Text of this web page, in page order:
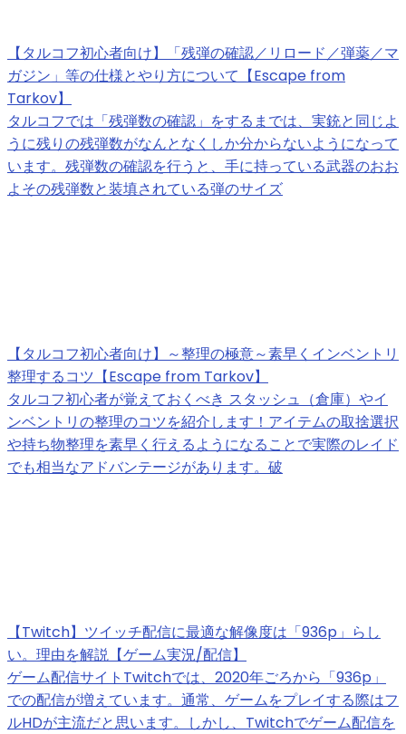
【タルコフ初心者向け】「残弾の確認／リロード／弾薬／マ
ガジン」等の仕様とやり方について【Escape from
Tarkov】
タルコフでは「残弾数の確認」をするまでは、実銃と同じよ
うに残りの残弾数がなんとなくしか分からないようになって
います。残弾数の確認を行うと、手に持っている武器のおお
よその残弾数と装填されている弾のサイズ
【タルコフ初心者向け】～整理の極意～素早くインベントリ
整理するコツ【Escape from Tarkov】
タルコフ初心者が覚えておくべき スタッシュ（倉庫）やイ
ンベントリの整理のコツを紹介します！アイテムの取捨選択
や持ち物整理を素早く行えるようになることで実際のレイド
でも相当なアドバンテージがあります。破
【Twitch】ツイッチ配信に最適な解像度は「936p」らし
い。理由を解説【ゲーム実況/配信】
ゲーム配信サイトTwitchでは、2020年ごろから「936p」
での配信が増えています。通常、ゲームをプレイする際はフ
ルHDが主流だと思います。しかし、Twitchでゲーム配信を